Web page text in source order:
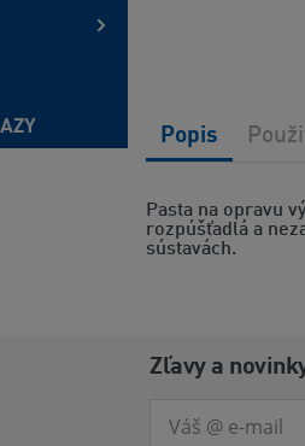
Pasta na opravu
rozpúšťadlá a
sústavách.
Popis
Zľavy a